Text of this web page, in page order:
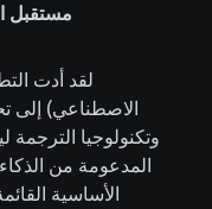
مستقبل
لقد أدت
الاصطناعي) إلى
وتكنولوجيا
المدعومة من
الأساسية